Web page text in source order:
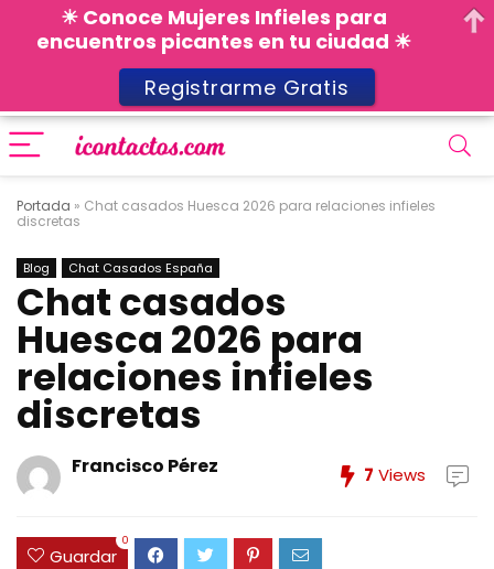
Portada » Chat casados Huesca 2026 para relaciones infieles
discretas
Blog Chat Casados España
Chat casados
Huesca 2026 para
relaciones infieles
discretas
Francisco Pérez 7 Views
Guardar
0
☀ Conoce Mujeres Infieles para
encuentros picantes en tu ciudad ☀
Registrarme Gratis